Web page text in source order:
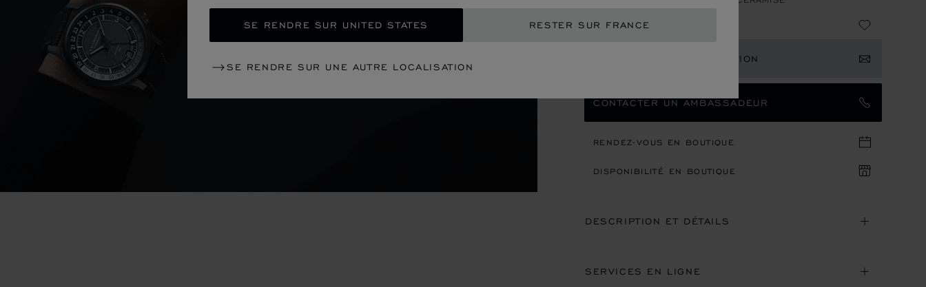
SE RENDRE SUR UNITED STATES RESTER SUR FRANCE
SE RENDRE SUR UNE AUTRE LOCALISATION
€ 14,300
RECEVOIR UNE NOTIFICATION
CONTACTER UN AMBASSADEUR
RENDEZ-VOUS EN BOUTIQUE
DISPONIBILITÉ EN BOUTIQUE
DESCRIPTION ET DÉTAILS
SERVICES EN LIGNE